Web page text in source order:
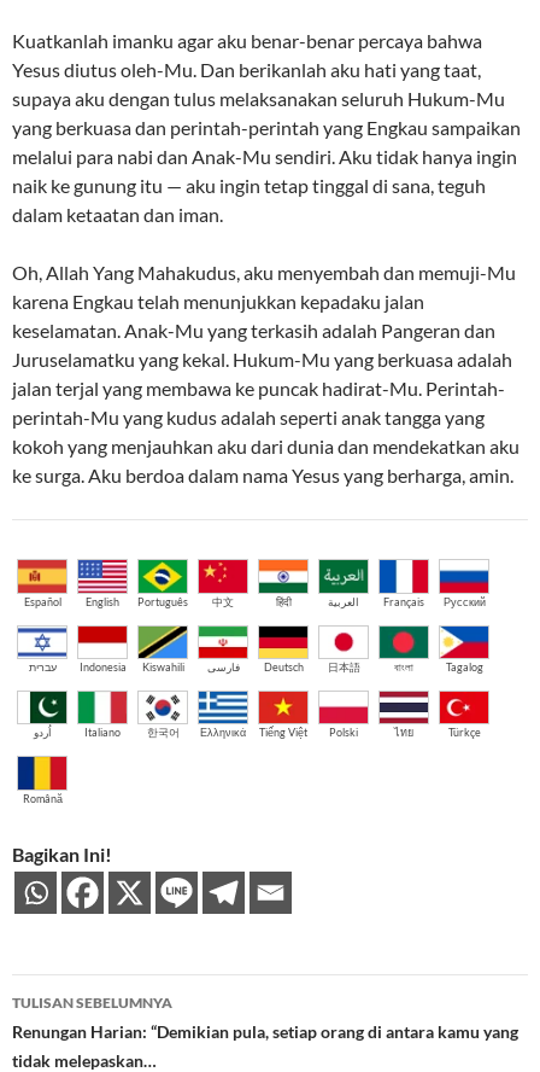
Kuatkanlah imanku agar aku benar-benar percaya bahwa
Yesus diutus oleh-Mu. Dan berikanlah aku hati yang taat,
supaya aku dengan tulus melaksanakan seluruh Hukum-Mu
yang berkuasa dan perintah-perintah yang Engkau sampaikan
melalui para nabi dan Anak-Mu sendiri. Aku tidak hanya ingin
naik ke gunung itu — aku ingin tetap tinggal di sana, teguh
dalam ketaatan dan iman.
Oh, Allah Yang Mahakudus, aku menyembah dan memuji-Mu
karena Engkau telah menunjukkan kepadaku jalan
keselamatan. Anak-Mu yang terkasih adalah Pangeran dan
Juruselamatku yang kekal. Hukum-Mu yang berkuasa adalah
jalan terjal yang membawa ke puncak hadirat-Mu. Perintah-
perintah-Mu yang kudus adalah seperti anak tangga yang
kokoh yang menjauhkan aku dari dunia dan mendekatkan aku
ke surga. Aku berdoa dalam nama Yesus yang berharga, amin.
Español English Português 中文 हिंदी العربية Français Русский
עברית Indonesia Kiswahili فارسی Deutsch 日本語 বাংলা Tagalog
اُردو Italiano 한국어 Ελληνικά Tiếng Việt Polski ไทย Türkçe
Română
Bagikan Ini!
Navigasi
Tulisan
TULISAN SEBELUMNYA
Renungan Harian: “Demikian pula, setiap orang di antara kamu yang
tidak melepaskan…